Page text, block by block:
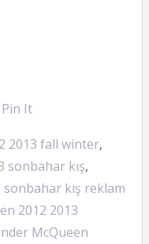
Pin It
2013 fall winter,
sonbahar kış,
kış reklam
2012 2013
McQueen